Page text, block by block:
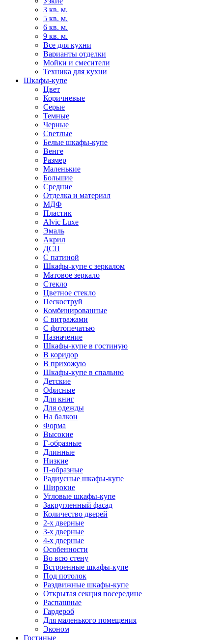
3 кв. м.
5 кв. м.
6 кв. м.
9 кв. м.
Все для кухни
Варианты отделки
Мойки и смесители
Техника для кухни
Шкафы-купе
Цвет
Коричневые
Серые
Темные
Черные
Светлые
Белые шкафы-купе
Венге
Размер
Маленькие
Большие
Средние
Отделка и материал
МДФ
Пластик
Alvic Luxe
Эмаль
Акрил
ДСП
С патиной
Шкафы-купе с зеркалом
Матовое зеркало
Стекло
Цветное стекло
Пескоструй
Комбинированные
С витражами
С фотопечатью
Назначение
Шкафы-купе в гостиную
В коридор
В прихожую
Шкафы-купе в спальню
Детские
Офисные
Для книг
Для одежды
На балкон
Форма
Высокие
Г-образные
Длинные
Низкие
П-образные
Радиусные шкафы-купе
Широкие
Угловые шкафы-купе
Закругленный фасад
Количество дверей
2-х дверные
3-х дверные
4-х дверные
Особенности
Во всю стену
Встроенные шкафы-купе
Под потолок
Раздвижные шкафы-купе
Открытая секция посередине
Распашные
Гардероб
Для маленького помещения
Эконом
Гостиные